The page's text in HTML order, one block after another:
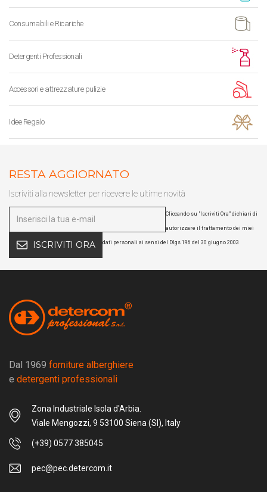
Consumabili e Ricariche
Detergenti Professionali
Accessori e attrezzature pulizie
Idee Regalo
RESTA AGGIORNATO
Iscriviti alla newsletter per ricevere le ultime novità
ISCRIVITI ORA
Cliccando su "Iscriviti Ora" dichiari di
autorizzare il trattamento dei miei
dati personali ai sensi del Dlgs 196 del 30 giugno 2003
Dal 1969 forniture alberghiere
e detergenti professionali
Zona Industriale Isola d'Arbia.
Viale Mengozzi, 9 53100 Siena (SI), Italy
(+39) 0577 385045
pec@pec.detercom.it